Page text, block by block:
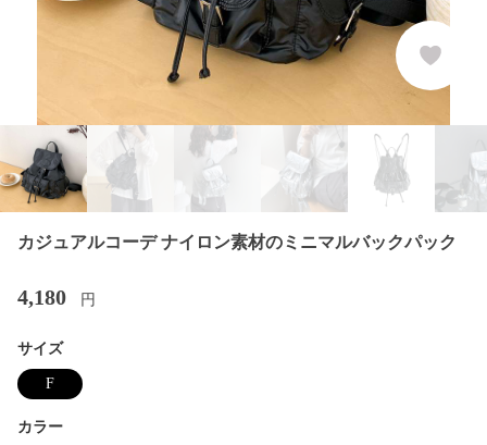
カジュアルコーデ ナイロン素材のミニマルバックパック
4,180 円
サイズ
F
カラー